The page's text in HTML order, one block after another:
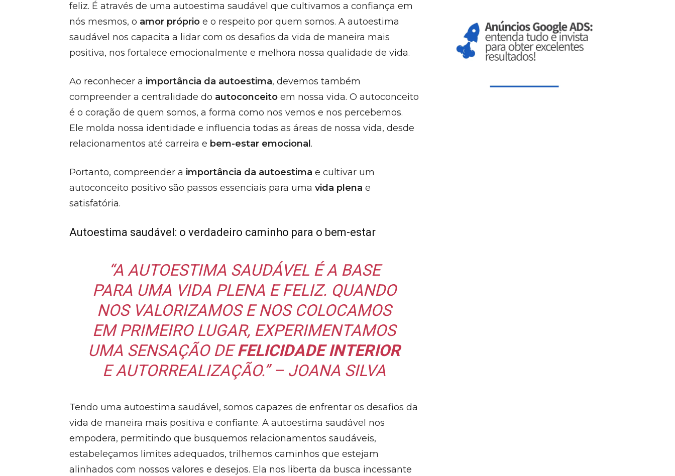
feliz. É através de uma autoestima saudável que cultivamos a confiança em
nós mesmos, o amor próprio e o respeito por quem somos. A autoestima
saudável nos capacita a lidar com os desafios da vida de maneira mais
positiva, nos fortalece emocionalmente e melhora nossa qualidade de vida.
Ao reconhecer a importância da autoestima, devemos também
compreender a centralidade do autoconceito em nossa vida. O autoconceito
é o coração de quem somos, a forma como nos vemos e nos percebemos.
Ele molda nossa identidade e influencia todas as áreas de nossa vida, desde
relacionamentos até carreira e bem-estar emocional .
Portanto, compreender a importância da autoestima e cultivar um
autoconceito positivo são passos essenciais para uma vida plena e
satisfatória.
Autoestima saudável: o verdadeiro caminho para o bem-estar
“A AUTOESTIMA SAUDÁVEL É A BASE
PARA UMA VIDA PLENA E FELIZ. QUANDO
NOS VALORIZAMOS E NOS COLOCAMOS
EM PRIMEIRO LUGAR, EXPERIMENTAMOS
UMA SENSAÇÃO DEFELICIDADE INTERIOR
E AUTORREALIZAÇÃO.” – JOANA SILVA
Tendo uma autoestima saudável, somos capazes de enfrentar os desafios da
vida de maneira mais positiva e confiante. A autoestima saudável nos
empodera, permitindo que busquemos relacionamentos saudáveis,
estabeleçamos limites adequados, trilhemos caminhos que estejam
alinhados com nossos valores e desejos. Ela nos liberta da busca incessante